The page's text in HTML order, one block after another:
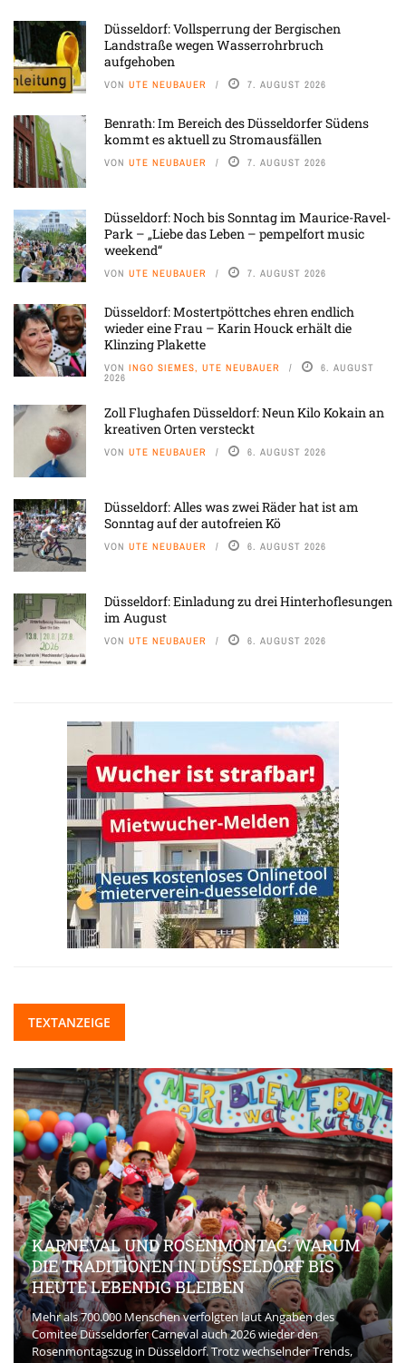
Düsseldorf: Vollsperrung der Bergischen
Landstraße wegen Wasserrohrbruch
aufgehoben
VON UTE NEUBAUER 7. AUGUST 2026
Benrath: Im Bereich des Düsseldorfer Südens
kommt es aktuell zu Stromausfällen
VON UTE NEUBAUER 7. AUGUST 2026
Düsseldorf: Noch bis Sonntag im Maurice-Ravel-
Park – „Liebe das Leben – pempelfort music
weekend“
VON UTE NEUBAUER 7. AUGUST 2026
Düsseldorf: Mostertpöttches ehren endlich
wieder eine Frau – Karin Houck erhält die
Klinzing Plakette
VON INGO SIEMES, UTE NEUBAUER 6. AUGUST
2026
Zoll Flughafen Düsseldorf: Neun Kilo Kokain an
kreativen Orten versteckt
VON UTE NEUBAUER 6. AUGUST 2026
Düsseldorf: Alles was zwei Räder hat ist am
Sonntag auf der autofreien Kö
VON UTE NEUBAUER 6. AUGUST 2026
Düsseldorf: Einladung zu drei Hinterhoflesungen
im August
VON UTE NEUBAUER 6. AUGUST 2026
TEXTANZEIGE
KARNEVAL UND ROSENMONTAG: WARUM
DIE TRADITIONEN IN DÜSSELDORF BIS
HEUTE LEBENDIG BLEIBEN
Mehr als 700.000 Menschen verfolgten laut Angaben des
Comitee Düsseldorfer Carneval auch 2026 wieder den
Rosenmontagszug in Düsseldorf. Trotz wechselnder Trends,